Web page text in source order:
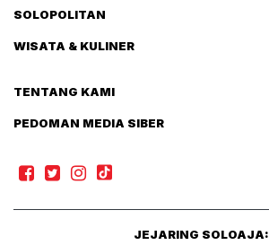
SOLOPOLITAN
WISATA & KULINER
TENTANG KAMI
PEDOMAN MEDIA SIBER
JEJARING SOLOAJA: